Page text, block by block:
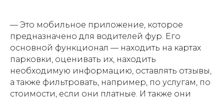
— Это мобильное приложение, которое
предназначено для водителей фур. Его
основной функционал — находить на картах
парковки, оценивать их, находить
необходимую информацию, оставлять отзывы,
а также фильтровать, например, по услугам, по
стоимости, если они платные. И также они